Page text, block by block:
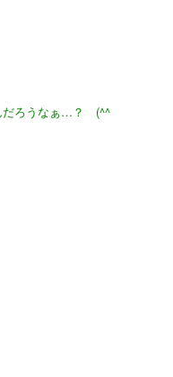
だろうなぁ…？ (^^ゞ